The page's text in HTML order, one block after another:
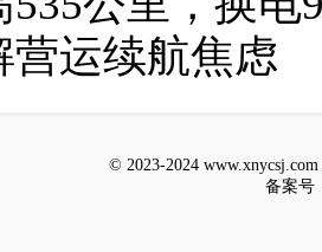
营运续航焦虑
© 2023-2024
备案号